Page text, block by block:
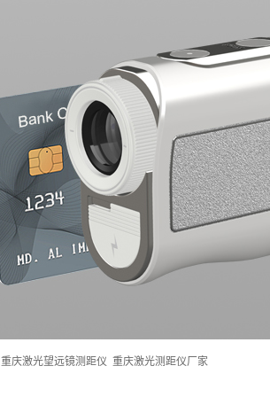
重庆激光望远镜测距仪 重庆激光测距仪厂家